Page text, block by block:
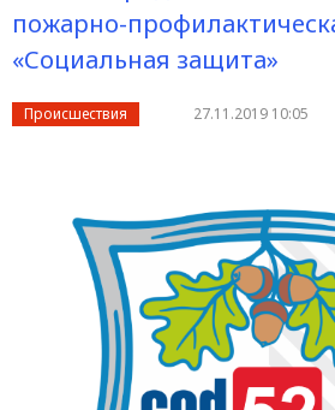
пожарно-
«Социальная защита»
Происшествия 27.11.2019 10:05